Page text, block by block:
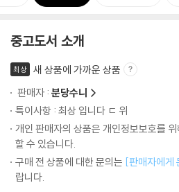
중고도서 소개
최상
새 상품에 가까운 상품
판매자 : 분당수니
특이사항 : 최상 입니다 ㄷ 위
개인 판매자의 상품은 개인정보보호를
할 수 있습니다.
구매 전 상품에 대한 문의는 [판매자에게
랍니다.